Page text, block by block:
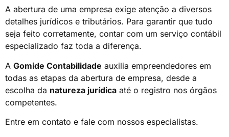
A abertura de uma empresa exige atenção a diversos
detalhes jurídicos e tributários. Para garantir que tudo
seja feito corretamente, contar com um serviço contábil
especializado faz toda a diferença.
A Gomide Contabilidade auxilia empreendedores em
todas as etapas da abertura de empresa, desde a
escolha da natureza jurídica até o registro nos órgãos
competentes.
Entre em contato e fale com nossos especialistas.